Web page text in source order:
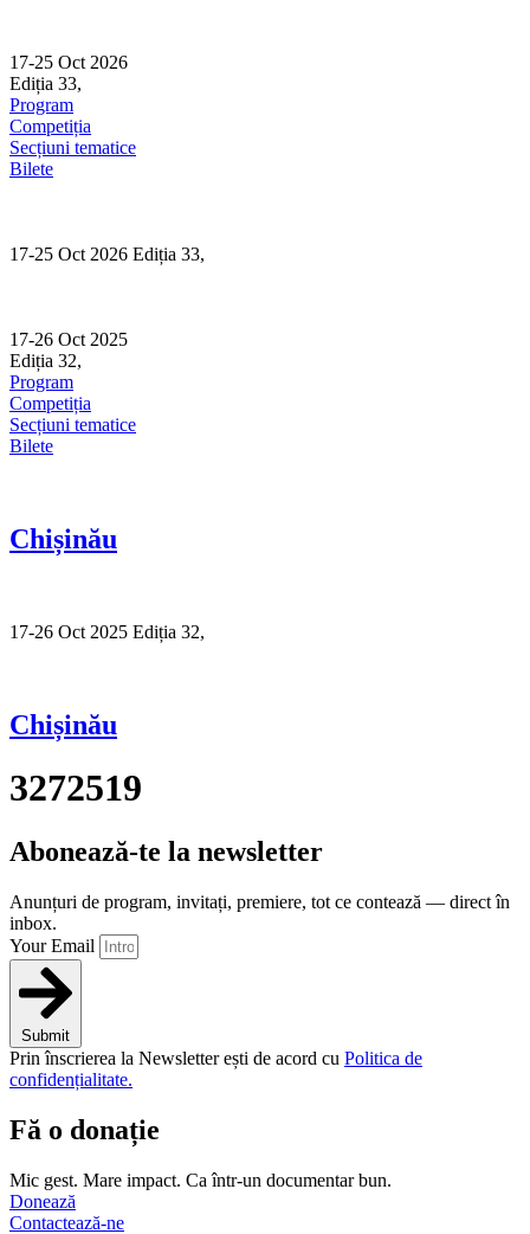
content
17-25 Oct 2026
Ediția 33,
Program
Competiția
Secțiuni tematice
Bilete
17-25 Oct 2026 Ediția 33,
17-26 Oct 2025
Ediția 32,
Program
Competiția
Secțiuni tematice
Bilete
Chișinău
17-26 Oct 2025 Ediția 32,
Chișinău
3272519
Abonează-te la newsletter
Anunțuri de program, invitați, premiere, tot ce contează — direct în
inbox.
Your Email
Submit
Prin înscrierea la Newsletter ești de acord cu Politica de
confidențialitate.
Fă o donație
Mic gest. Mare impact. Ca într-un documentar bun.
Donează
Contactează-ne